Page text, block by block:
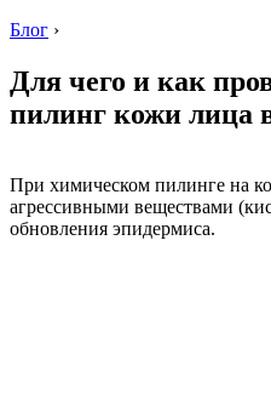
Блог ›
Для чего и как
пилинг кожи лица
При химическом пилинге на
агрессивными веществами
обновления эпидермиса.